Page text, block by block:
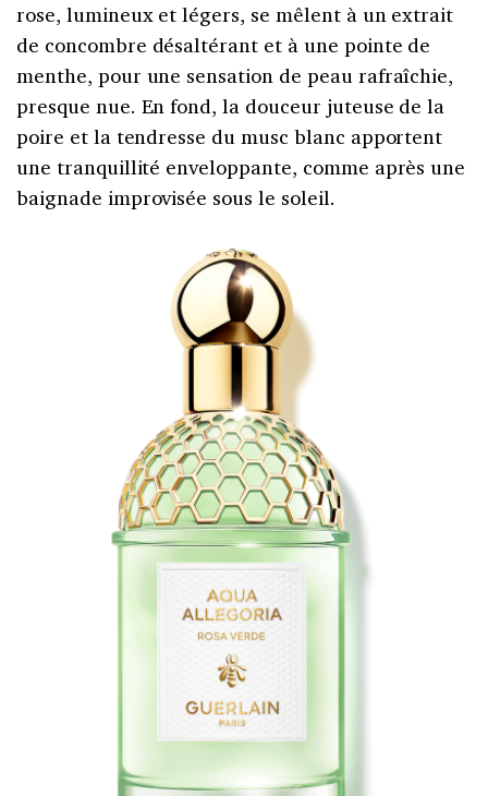
rose, lumineux et légers, se mêlent à un extrait
de concombre désaltérant et à une pointe de
menthe, pour une sensation de peau rafraîchie,
presque nue. En fond, la douceur juteuse de la
poire et la tendresse du musc blanc apportent
une tranquillité enveloppante, comme après une
baignade improvisée sous le soleil.